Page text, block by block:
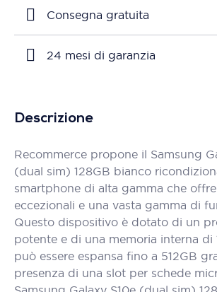
Consegna gratuita
24 mesi di garanzia
Descrizione
Recommerce propone il Samsung
(dual sim) 128GB bianco
smartphone di alta gamma che
eccezionali e una vasta gamma di
Questo dispositivo è dotato di un
potente e di una memoria interna di
può essere espansa fino a 512GB
presenza di una slot per schede